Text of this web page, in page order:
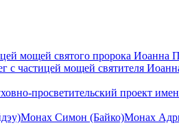
мощей святого пророка Иоанна
с частицей мощей святителя
просветительский проект
Монах Симон (Байко)Монах